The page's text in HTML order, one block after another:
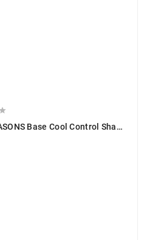

FOUR REASONS Base Cool Control Shampoo 300 Ml